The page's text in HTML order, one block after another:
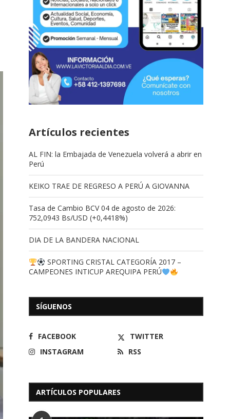
Artículos recientes
AL FIN: la Embajada de Venezuela volverá a abrir en
Perú
KEIKO TRAE DE REGRESO A PERÚ A GIOVANNA
Tasa de Cambio BCV 04 de agosto de 2026:
752,0943 Bs/USD (+0,4418%)
DIA DE LA BANDERA NACIONAL
SPORTING CRISTAL CATEGORÍA 2017 –
CAMPEONES INTICUP AREQUIPA PERÚ
SÍGUENOS
FACEBOOK
TWITTER
INSTAGRAM
RSS
ARTÍCULOS POPULARES